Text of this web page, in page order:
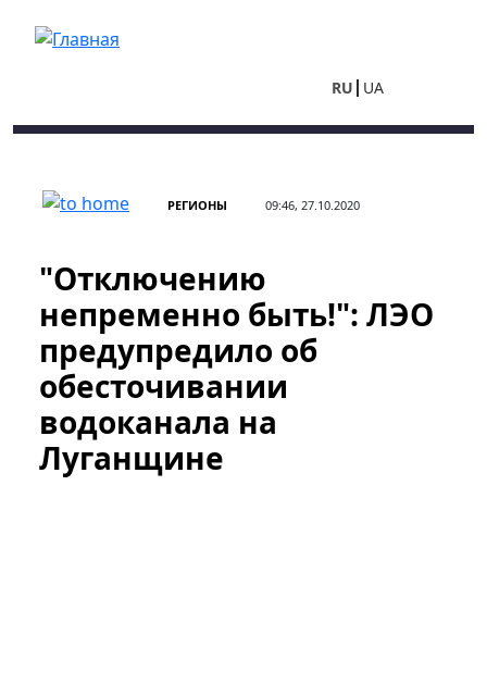
RU UA
РЕГИОНЫ 09:46, 27.10.2020
"Отключению
непременно быть!": ЛЭО
предупредило об
обесточивании
водоканала на
Луганщине